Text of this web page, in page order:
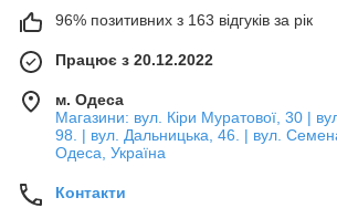
96% позитивних з 163 відгуків за рік
Працює з 20.12.2022
м. Одеса
Магазини: вул. Кіри Муратової, 30 |
98. | вул. Дальницька, 46. | вул.
Одеса, Україна
Контакти